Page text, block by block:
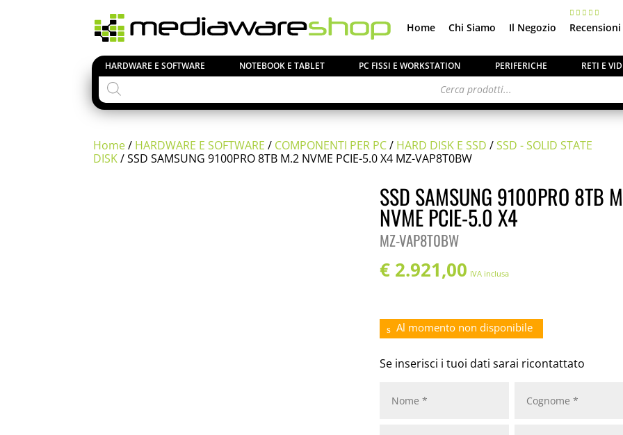
HARDWARE E SOFTWARE NOTEBOOK E TABLET PC FISSI E WORKSTATION PERIFERICHE RETI E
Products
search
Home Chi Siamo Il Negozio Recensioni
Home/ HARDWARE E SOFTWARE/ COMPONENTI PER PC/ HARD DISK E SSD/SSD - SOLID STATE
DISK/ SSD SAMSUNG 9100PRO 8TB M.2 NVME PCIE-5.0 X4 MZ-VAP8T0BW
SSD SAMSUNG 9100PRO 8TB
NVME PCIE-5.0 X4
MZ-VAP8T0BW
€2.921,00 IVA inclusa
Al momento non disponibile
Se inserisci i tuoi dati sarai ricontattato
Si comunica ai gentili clienti che ilnegozio è chiuso per ferie
ordinipervenuti in questi giorni
partire dal 24 Agosto